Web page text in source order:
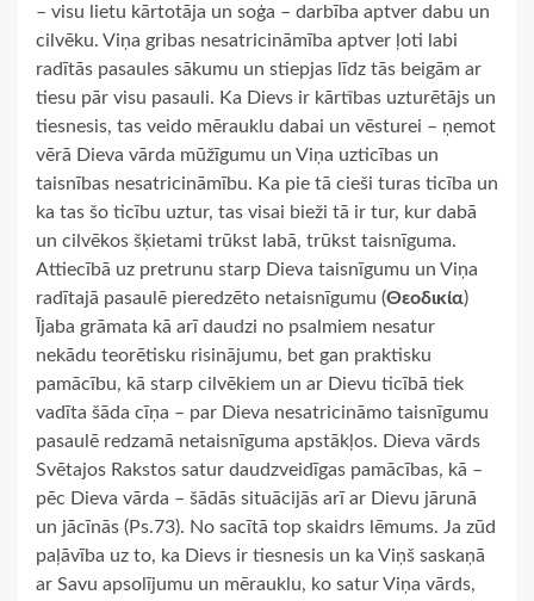
– visu lietu kārtotāja un soģa – darbība aptver dabu un
cilvēku. Viņa gribas nesatricināmība aptver ļoti labi
radītās pasaules sākumu un stiepjas līdz tās beigām ar
tiesu pār visu pasauli. Ka Dievs ir kārtības uzturētājs un
tiesnesis, tas veido mērauklu dabai un vēsturei – ņemot
vērā Dieva vārda mūžīgumu un Viņa uzticības un
taisnības nesatricināmību. Ka pie tā cieši turas ticība un
ka tas šo ticību uztur, tas visai bieži tā ir tur, kur dabā
un cilvēkos šķietami trūkst labā, trūkst taisnīguma.
Attiecībā uz pretrunu starp Dieva taisnīgumu un Viņa
radītajā pasaulē pieredzēto netaisnīgumu (Θεοδικία)
Ījaba grāmata kā arī daudzi no psalmiem nesatur
nekādu teorētisku risinājumu, bet gan praktisku
pamācību, kā starp cilvēkiem un ar Dievu ticībā tiek
vadīta šāda cīņa – par Dieva nesatricināmo taisnīgumu
pasaulē redzamā netaisnīguma apstākļos. Dieva vārds
Svētajos Rakstos satur daudzveidīgas pamācības, kā –
pēc Dieva vārda – šādās situācijās arī ar Dievu jārunā
un jācīnās (Ps.73). No sacītā top skaidrs lēmums. Ja zūd
paļāvība uz to, ka Dievs ir tiesnesis un ka Viņš saskaņā
ar Savu apsolījumu un mērauklu, ko satur Viņa vārds,